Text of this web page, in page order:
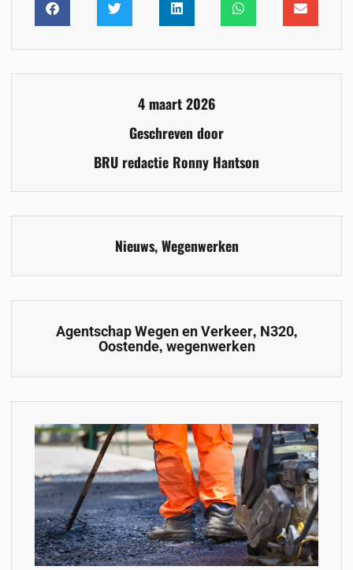
4 maart 2026
Geschreven door
BRU redactie Ronny Hantson
Nieuws,Wegenwerken
Agentschap Wegen en Verkeer, N320,
Oostende, wegenwerken